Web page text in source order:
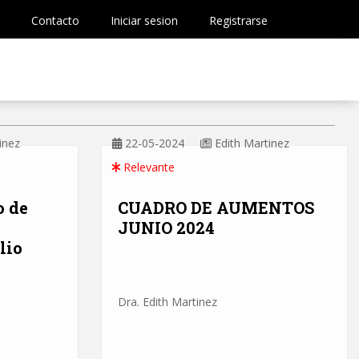
Contacto Iniciar sesion Registrarse
de
22-05-2024
Edith Martinez
Relevante
CUADRO DE AUMENTOS
JUNIO 2024
Dra. Edith Martinez